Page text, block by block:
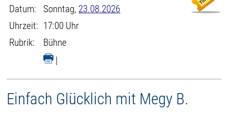
Datum:
Sonntag, 23.08.2026
Uhrzeit: 17:00 Uhr
Rubrik:
Bühne
|
Einfach Glücklich mit Megy B.